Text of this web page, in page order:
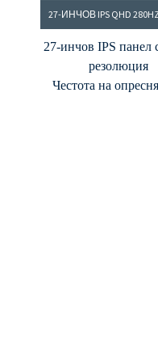
27-инчов IPS панел
резолюция
Честота на